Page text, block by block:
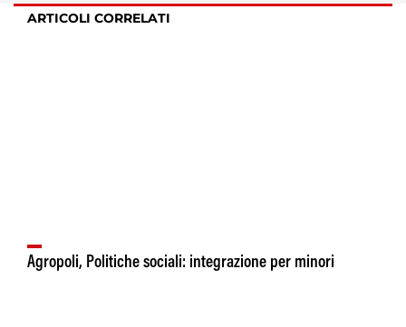
ARTICOLI CORRELATI
Agropoli, Politiche sociali: integrazione per minori